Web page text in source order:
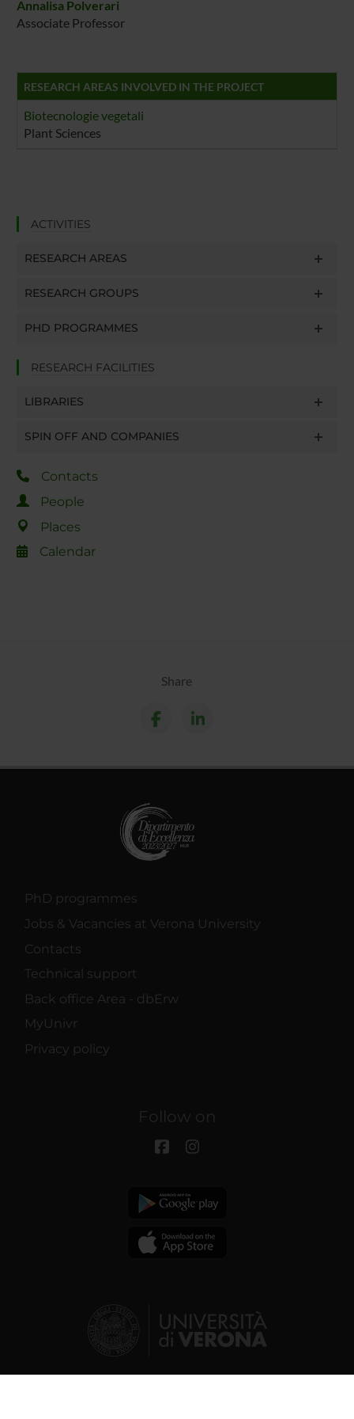
Annalisa Polverari
Associate Professor
RESEARCH AREAS INVOLVED IN THE PROJECT
Biotecnologie vegetali
Plant Sciences
ACTIVITIES
RESEARCH AREAS
RESEARCH GROUPS
PHD PROGRAMMES
RESEARCH FACILITIES
LIBRARIES
SPIN OFF AND COMPANIES
Contacts
People
Places
Calendar
Share
PhD programmes
Jobs & Vacancies at Verona University
Contacts
Technical support
Back office Area - dbErw
MyUnivr
Privacy policy
Follow on